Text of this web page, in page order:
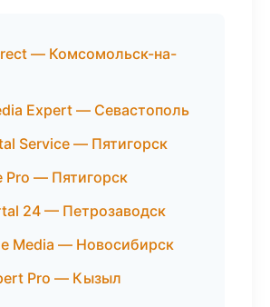
— Комсомольск-на-
Expert — Севастополь
Service — Пятигорск
Pro — Пятигорск
24 — Петрозаводск
Media — Новосибирск
Pro — Кызыл